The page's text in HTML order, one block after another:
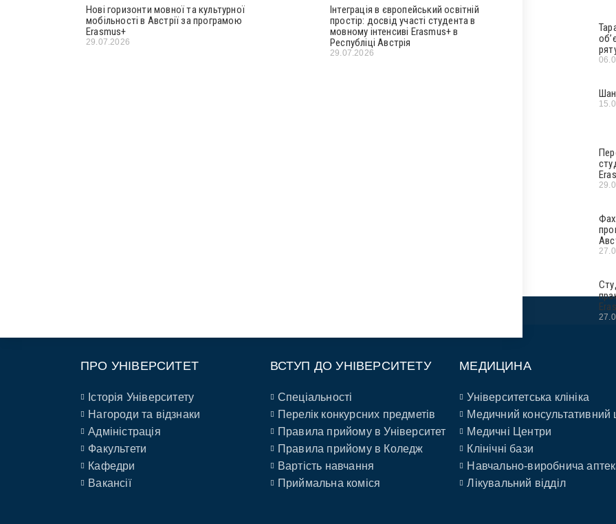
Нові горизонти мовної та культурної
мобільності в Австрії за програмою
Erasmus+
29.07.2026
Інтеграція в європейський освітній
простір: досвід участі студента в
мовному інтенсиві Erasmus+ в
Республіці Австрія
29.07.2026
ПРО УНІВЕРСИТЕТ
Історія Університету
Нагороди та відзнаки
Адміністрація
Факультети
Кафедри
Вакансії
ВСТУП ДО УНІВЕРСИТЕТУ
Спеціальності
Перелік конкурсних предметів
Правила прийому в Університет
Правила прийому в Коледж
Вартість навчання
Приймальна коміся
МЕДИЦИНА
Університетська клініка
Медичний консультативний
Медичні Центри
Клінічні бази
Навчально-виробнича
Лікувальний відділ